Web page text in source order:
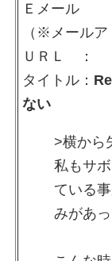
Ｅメール
（※メールア
ＵＲＬ ：
タイトル：
ない
>横から
私もサ
ている
みがあ